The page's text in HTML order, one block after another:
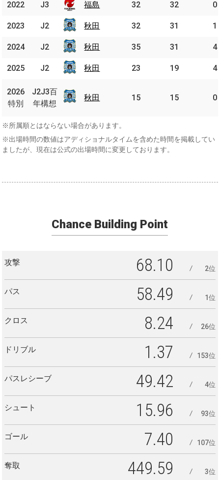
2022 福島 32 32 0
2023 秋田 32 31 1
2024 秋田 35 31 4
2025 秋田 23 19 4
2026
特別
百年
構想
秋田 15 15 0
2022 J3 福島
2023 J2 秋田
2024 J2 秋田
2025 J2 秋田
2026
特別
J2J3百
年構想
秋田
※所属順とはならない場合があります。
※出場時間の数値はアディショナルタイムを含めた時間を掲載してい
ましたが、現在は公式の出場時間に変更しております。
Chance Building Point
攻撃 68.10 2位
パス 58.49 1位
クロス 8.24 26位
ドリブル 1.37 153位
パスレシーブ 49.42 4位
シュート 15.96 93位
ゴール 7.40 107位
奪取 449.59 3位